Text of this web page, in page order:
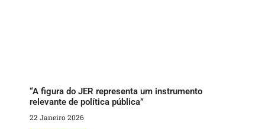
“A figura do JER representa um instrumento
relevante de política pública”
22 Janeiro 2026